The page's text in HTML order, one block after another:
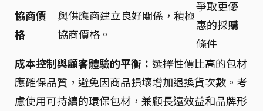
協商價
格
與供應商建立良好關係，積極
協商價格。
爭取更優
惠的採購
條件
成本控制與顧客體驗的平衡： 選擇性價比高的包材
應確保品質，避免因商品損壞增加退換貨次數。考
慮使用可持續的環保包材，兼顧長遠效益和品牌形